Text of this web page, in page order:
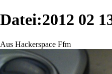
Datei:2012 02
Aus Hackerspace Ffm